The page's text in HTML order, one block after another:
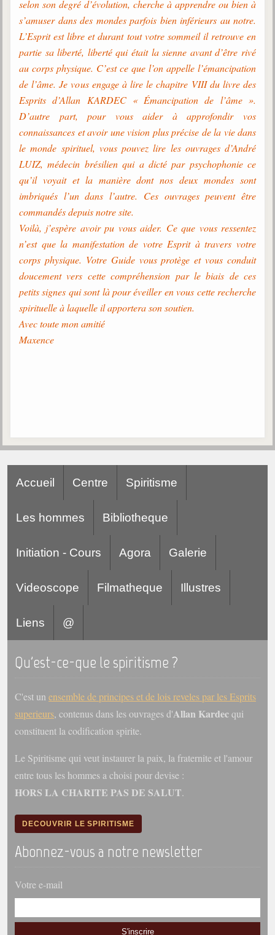
Vidéos courtes de Divaldo
Liens spirites
Centres spirites
France
Belgique, Lux. et Canada
Fédérations spirites
Médias spirites
@
selon son degré d’évolution, cherche à apprendre ou bien à
s’amuser dans des mondes parfois bien inférieurs au notre.
L’Esprit est libre et durant tout votre sommeil il retrouve en
partie sa liberté, liberté qui était la sienne avant d’être rivé
au corps physique. C’est ce que l’on appelle l’émancipation
de l’âme. Je vous engage à lire le chapitre VIII du livre des
Esprits d’Allan KARDEC « Émancipation de l’âme ».
D’autre part, pour vous aider à approfondir vos
connaissances et avoir une vision plus précise de la vie dans
le monde spirituel, vous pouvez lire les ouvrages d’André
LUIZ, médecin brésilien qui a dicté par psychophonie ce
qu’il voyait et la manière dont nos deux mondes sont
imbriqués l’un dans l’autre. Ces ouvrages peuvent être
commandés depuis notre site.
Voilà, j’espère avoir pu vous aider. Ce que vous ressentez
n’est que la manifestation de votre Esprit à travers votre
corps physique. Votre Guide vous protège et vous conduit
doucement vers cette compréhension par le biais de ces
petits signes qui sont là pour éveiller en vous cette recherche
spirituelle à laquelle il apportera son soutien.
Avec toute mon amitié
Maxence
Accueil Centre Spiritisme
Les hommes Bibliotheque
Initiation - Cours Agora Galerie
Videoscope Filmatheque Illustres
Liens @
Qu'est-ce-que le spiritisme ?
C'est un ensemble de principes et de lois reveles par les Esprits
superieurs, contenus dans les ouvrages d'Allan Kardecqui
constituent la codification spirite.
Le Spiritisme qui veut instaurer la paix, la fraternite et l'amour
entre tous les hommes a choisi pour devise :
HORS LA CHARITE PAS DE SALUT.
DECOUVRIR LE SPIRITISME
Abonnez-vous a notre newsletter
Votre e-mail
S'inscrire